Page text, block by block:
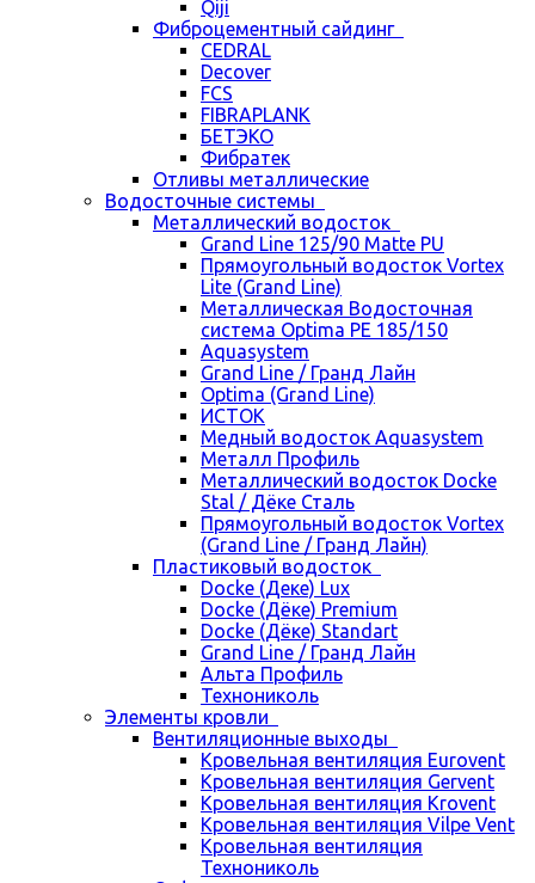
Qiji
Фиброцементный сайдинг
CEDRAL
Decover
FCS
FIBRAPLANK
БЕТЭКО
Фибратек
Отливы металлические
Водосточные системы
Металлический водосток
Grand Line 125/90 Matte PU
Прямоугольный водосток Vortex
Lite (Grand Line)
Металлическая Водосточная
система Optima PE 185/150
Aquasystem
Grand Line / Гранд Лайн
Optima (Grand Line)
ИСТОК
Медный водосток Aquasystem
Металл Профиль
Металлический водосток Docke
Stal / Дёке Сталь
Прямоугольный водосток Vortex
(Grand Line / Гранд Лайн)
Пластиковый водосток
Docke (Деке) Lux
Docke (Дёке) Premium
Docke (Дёке) Standart
Grand Line / Гранд Лайн
Альта Профиль
Технониколь
Элементы кровли
Вентиляционные выходы
Кровельная вентиляция Eurovent
Кровельная вентиляция Gervent
Кровельная вентиляция Krovent
Кровельная вентиляция Vilpe Vent
Кровельная вентиляция
Технониколь